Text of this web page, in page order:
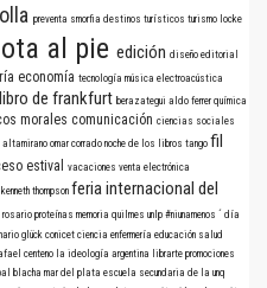
preventa smorfia destinos turísticos turismo locke
al pie edición diseño editorial
economía tecnología música electroacústica
de frankfurt berazategui aldo ferrer química
morales comunicación ciencias sociales
omar corrado noche de los libros tango fil
estival vacaciones venta electrónica
kenneth thompson feria internacional del
rosario proteínas memoria quilmes unlp #niunamenos ´ día
glück conicet ciencia enfermería educación salud
centeno la ideología argentina librarte promociones
blacha mar del plata escuela secundaria de la unq